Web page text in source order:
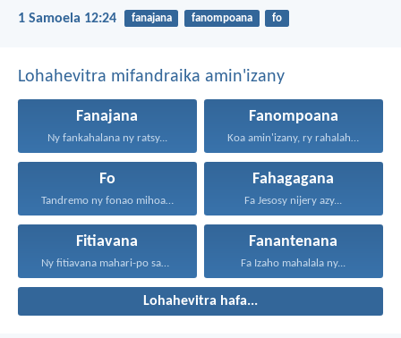
1 Samoela 12:24 fanajana fanompoana fo
Lohahevitra mifandraika amin'izany
Fanajana
Ny fankahalana ny ratsy...
Fanompoana
Koa amin'izany, ry rahalahy...
Fo
Tandremo ny fonao mihoatra...
Fahagagana
Fa Jesosy nijery azy...
Fitiavana
Ny fitiavana mahari-po sady...
Fanantenana
Fa Izaho mahalala ny...
Lohahevitra hafa...